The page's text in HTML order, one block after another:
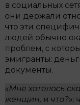
в социальных
они держали
что эти
людей обычно
проблем, с
эмигранты:
документы.
«Мне хотелось
женщин, и что?»: